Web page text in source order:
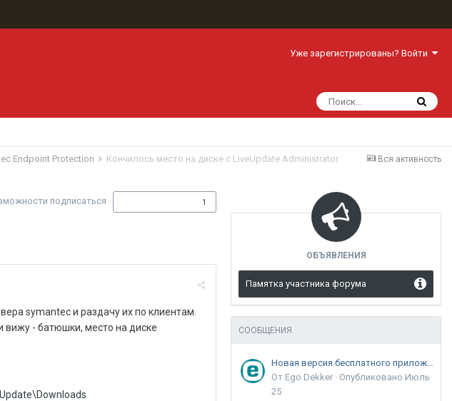
Уже зарегистрированы? Войти
Вся активность
Endpoint Protection Кончилось место на диске с LiveUpdate Administrator
подписаться 1
symantec и раздачу их по клиентам.
вижу - батюшки, место на диске
ОБЪЯВЛЕНИЯ
Памятка участника форума
СООБЩЕНИЯ
Новая версия бесплатного приложения ESET Online Scanner доступна пользователям
От Ego Dekker · Опубликовано Июль
25